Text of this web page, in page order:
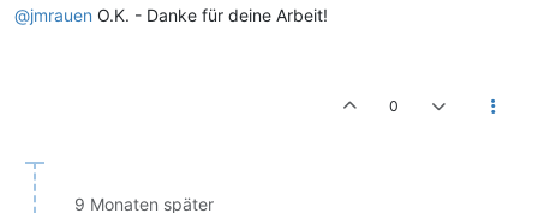
@jmrauen O.K. - Danke für deine Arbeit!
0
9 Monaten später